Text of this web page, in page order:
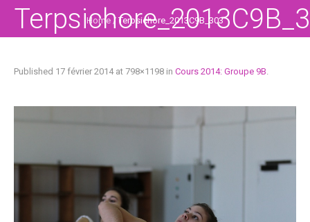
Home /Terpsichore_2013C9B_303
Published 17 février 2014at 798×1198 in Cours 2014: Groupe 9B.